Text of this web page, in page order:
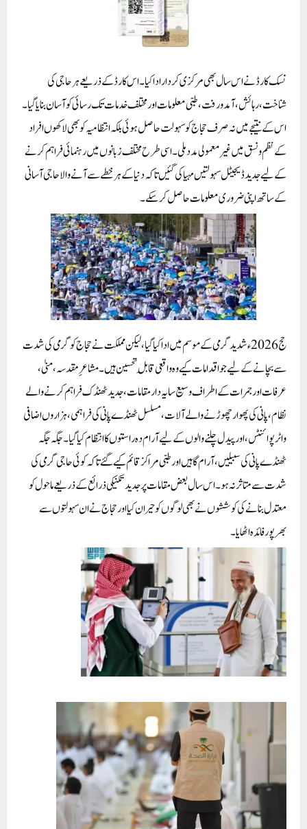
نسک کارڈ نے اس سال بھی مرکزی کردار ادا کیا۔ اس کارڈ کے ذریعے ہر حاجی کی
شناخت، رہائش، آمد و رفت، طبی معلومات اور مختلف خدمات تک رسائی کو آسان بنایا گیا۔
اس کے نتیجے میں نہ صرف حجاج کو سہولت حاصل ہوئی بلکہ انتظامیہ کو بھی لاکھوں افراد
کے نظم و نسق میں غیر معمولی مدد ملی۔ اسی طرح مختلف زبانوں میں رہنمائی فراہم کرنے
کے لیے جدید ڈیجیٹل سہولتیں مہیا کی گئیں تاکہ دنیا کے ہر خطے سے آنے والا حاجی آسانی
کے ساتھ اپنی ضروری معلومات حاصل کرسکے۔
حج 2026ء شدید گرمی کے موسم میں ادا کیا گیا، لیکن مملکت نے حجاج کو گرمی کی شدت
سے بچانے کے لیے جو اقدامات کیے وہ واقعی قابلِ تحسین ہیں۔ مشاعرِ مقدسہ، منیٰ،
عرفات اور جمرات کے اطراف وسیع سایہ دار مقامات، جدید ٹھنڈک فراہم کرنے والے
نظام، پانی کی پھوار چھوڑنے والے آلات، مسلسل ٹھنڈے پانی کی فراہمی، ہزاروں اضافی
واٹر پوائنٹس، اور پیدل چلنے والوں کے لیے آرام دہ راستوں کا انتظام کیا گیا۔ جگہ جگہ
ٹھنڈے پانی کی سبیلیں، آرام گاہیں اور طبی مراکز قائم کیے گئے تاکہ کوئی حاجی گرمی کی
شدت سے متاثر نہ ہو۔ اس سال بعض مقامات پر جدید تکنیکی ذرائع کے ذریعے ماحول کو
معتدل بنانے کی کوششوں نے بھی لوگوں کو حیران کیا اور حجاج نے ان سہولتوں سے
بھرپور فائدہ اٹھایا۔